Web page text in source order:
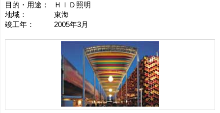
目的・用途：
ＨＩＤ照明
地域：
東海
竣工年：
2005年3月